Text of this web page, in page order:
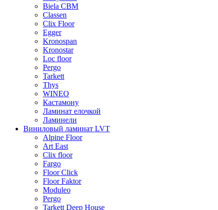
Biela CBM
Classen
Clix Floor
Egger
Kronospan
Kronostar
Loc floor
Pergo
Tarkett
Thys
WINEO
Кастамону
Ламинат елочкой
Ламинели
Виниловый ламинат LVT
Alpine Floor
Art East
Clix floor
Fargo
Floor Click
Floor Faktor
Moduleo
Pergo
Tarkett Deep House